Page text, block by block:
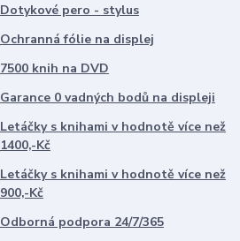
Dotykové pero - stylus
Ochranná fólie na displej
7500 knih na DVD
Garance 0 vadných bodů na displeji
Letáčky s knihami v hodnotě více než
1400,-Kč
Letáčky s knihami v hodnotě více než
900,-Kč
Odborná podpora 24/7/365